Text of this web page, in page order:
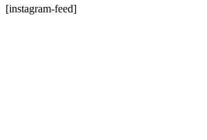
[instagram-feed]